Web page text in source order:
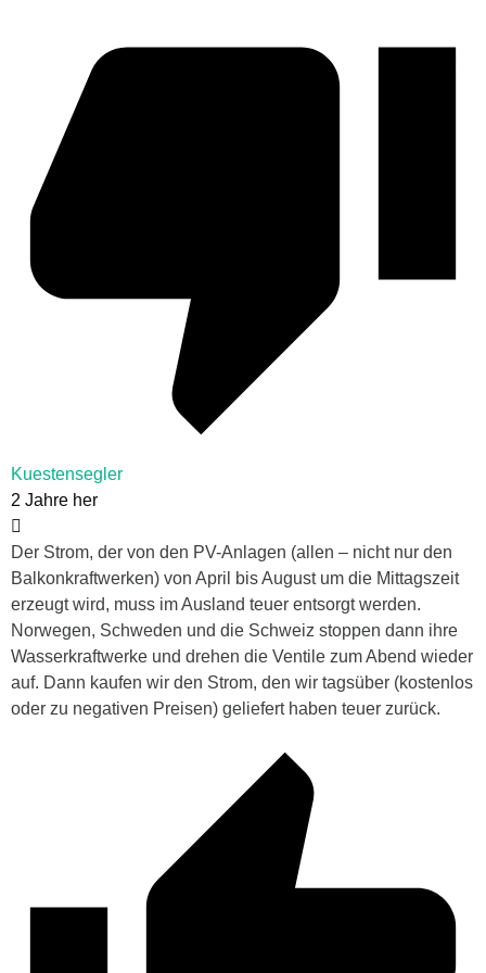
Kuestensegler
2 Jahre her
Der Strom, der von den PV-Anlagen (allen – nicht nur den
Balkonkraftwerken) von April bis August um die Mittagszeit
erzeugt wird, muss im Ausland teuer entsorgt werden.
Norwegen, Schweden und die Schweiz stoppen dann ihre
Wasserkraftwerke und drehen die Ventile zum Abend wieder
auf. Dann kaufen wir den Strom, den wir tagsüber (kostenlos
oder zu negativen Preisen) geliefert haben teuer zurück.